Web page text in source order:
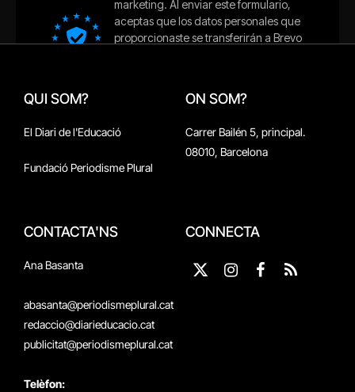
QUI SOM?
El Diari de l'Educació
Fundació Periodisme Plural
ON SOM?
Carrer Bailén 5, principal.
08010, Barcelona
CONTACTA'NS
Ana Basanta
abasanta@periodismeplural.cat
redaccio@diarieducacio.cat
publicitat@periodismeplural.cat
Telèfon:
CONNECTA
X
InstagramFacebook
RSS